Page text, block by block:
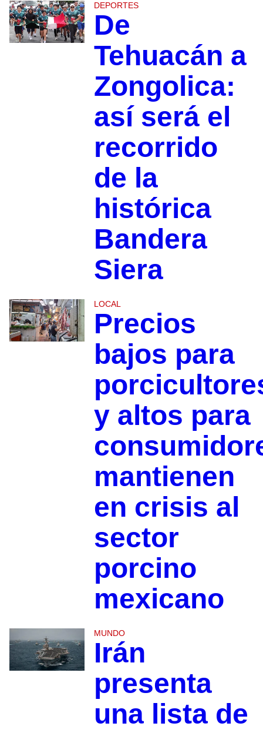
DEPORTES
De
Tehuacán a
Zongolica:
así será el
recorrido
de la
histórica
Bandera
Siera
LOCAL
Precios
bajos para
y altos para
mantienen
en crisis al
sector
porcino
mexicano
MUNDO
Irán
presenta
una lista de